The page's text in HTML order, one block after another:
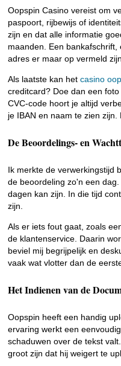
Oopspin Casino vereist om
paspoort, rijbewijs of
zijn en dat alle informatie
maanden. Een
adres er maar op vermeld
Als laatste kan het casino
creditcard? Doe dan een
CVC-code hoort je altijd
je IBAN en naam te zien
De Beoordelings- en
Ik merkte de verwerkingstijd
de beoordeling zo'n een
dagen kan zijn. In die tijd
zijn.
Als er iets fout gaat, zoals
de klantenservice. Daarin
beviel mij begrijpelijk en
vaak wat vlotter dan de
Het Indienen van de
Oopspin heeft een handig
ervaring werkt een
schaduwen over de tekst
groot zijn dat hij weigert te